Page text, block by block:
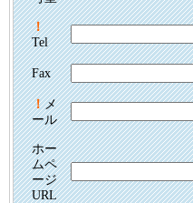
！
Tel
Fax
！メ
ール
ホー
ムペ
ージ
URL